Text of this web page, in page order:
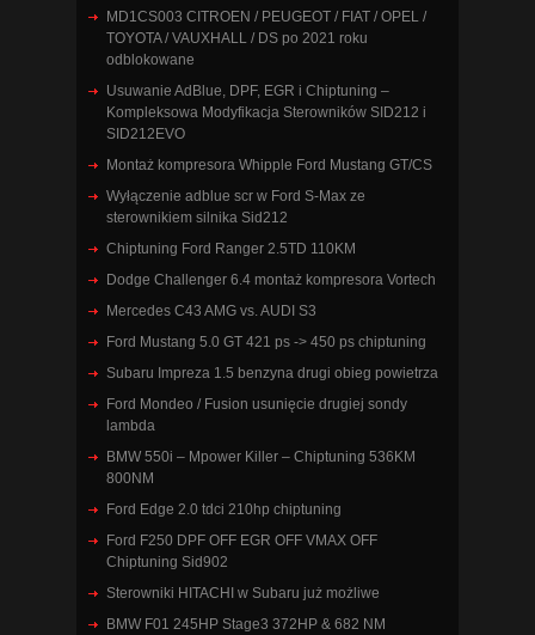
MD1CS003 CITROEN / PEUGEOT / FIAT / OPEL /
TOYOTA / VAUXHALL / DS po 2021 roku
odblokowane
Usuwanie AdBlue, DPF, EGR i Chiptuning –
Kompleksowa Modyfikacja Sterowników SID212 i
SID212EVO
Montaż kompresora Whipple Ford Mustang GT/CS
Wyłączenie adblue scr w Ford S-Max ze
sterownikiem silnika Sid212
Chiptuning Ford Ranger 2.5TD 110KM
Dodge Challenger 6.4 montaż kompresora Vortech
Mercedes C43 AMG vs. AUDI S3
Ford Mustang 5.0 GT 421 ps -> 450 ps chiptuning
Subaru Impreza 1.5 benzyna drugi obieg powietrza
Ford Mondeo / Fusion usunięcie drugiej sondy
lambda
BMW 550i – Mpower Killer – Chiptuning 536KM
800NM
Ford Edge 2.0 tdci 210hp chiptuning
Ford F250 DPF OFF EGR OFF VMAX OFF
Chiptuning Sid902
Sterowniki HITACHI w Subaru już możliwe
BMW F01 245HP Stage3 372HP & 682 NM